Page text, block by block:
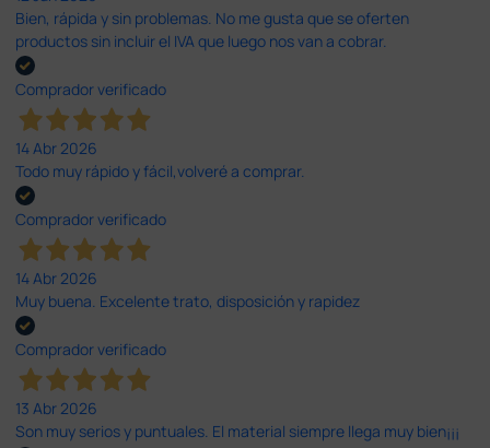
Bien, rápida y sin problemas. No me gusta que se oferten
productos sin incluir el IVA que luego nos van a cobrar.
Comprador verificado
14 Abr 2026
Todo muy rápido y fácil,volveré a comprar.
Comprador verificado
14 Abr 2026
Muy buena. Excelente trato, disposición y rapidez
Comprador verificado
13 Abr 2026
Son muy serios y puntuales. El material siempre llega muy bien¡¡¡